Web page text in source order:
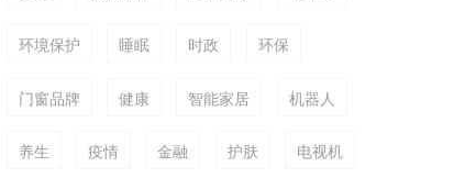
环境保护 睡眠 时政 环保
门窗品牌 健康 智能家居 机器人
养生 疫情 金融 护肤 电视机